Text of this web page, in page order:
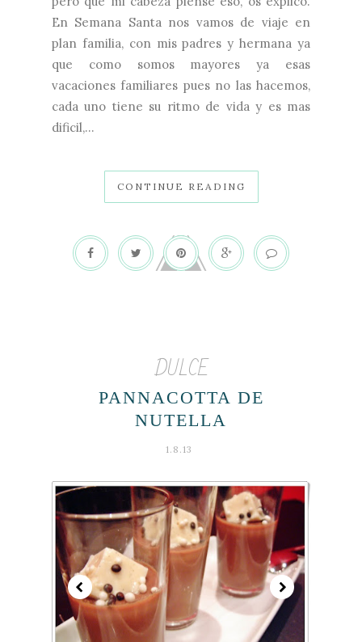
En Semana Santa nos vamos de viaje en
plan familia, con mis padres y hermana ya
que como somos mayores ya esas
vacaciones familiares pues no las hacemos,
cada uno tiene su ritmo de vida y es mas
dificil,...
CONTINUE READING
DULCE
PANNACOTTA DE
NUTELLA
1.8.13